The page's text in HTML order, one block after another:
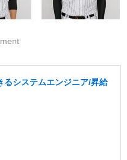
るシステムエンジニア/昇給